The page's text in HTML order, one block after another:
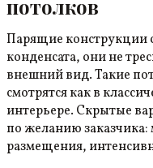
потолков
Парящие конструкции
конденсата, они не
внешний вид. Такие
смотрятся как в
интерьере. Скрытые
по желанию
размещения,